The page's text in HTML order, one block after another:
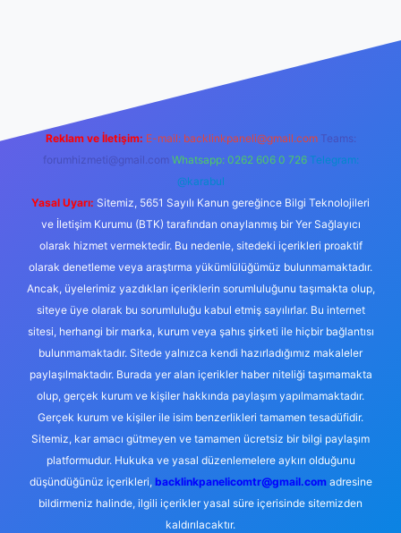
Reklam ve İletişim: E-mail: backlinkpaneli@gmail.com Teams:
forumhizmeti@gmail.com Whatsapp: 0262 606 0 726 Telegram:
@karabul
Yasal Uyarı: Sitemiz, 5651 Sayılı Kanun gereğince Bilgi Teknolojileri
ve İletişim Kurumu (BTK) tarafından onaylanmış bir Yer Sağlayıcı
olarak hizmet vermektedir. Bu nedenle, sitedeki içerikleri proaktif
olarak denetleme veya araştırma yükümlülüğümüz bulunmamaktadır.
Ancak, üyelerimiz yazdıkları içeriklerin sorumluluğunu taşımakta olup,
siteye üye olarak bu sorumluluğu kabul etmiş sayılırlar. Bu internet
sitesi, herhangi bir marka, kurum veya şahıs şirketi ile hiçbir bağlantısı
bulunmamaktadır. Sitede yalnızca kendi hazırladığımız makaleler
paylaşılmaktadır. Burada yer alan içerikler haber niteliği taşımamakta
olup, gerçek kurum ve kişiler hakkında paylaşım yapılmamaktadır.
Gerçek kurum ve kişiler ile isim benzerlikleri tamamen tesadüfidir.
Sitemiz, kar amacı gütmeyen ve tamamen ücretsiz bir bilgi paylaşım
platformudur. Hukuka ve yasal düzenlemelere aykırı olduğunu
düşündüğünüz içerikleri, backlinkpanelicomtr@gmail.comadresine
bildirmeniz halinde, ilgili içerikler yasal süre içerisinde sitemizden
kaldırılacaktır.